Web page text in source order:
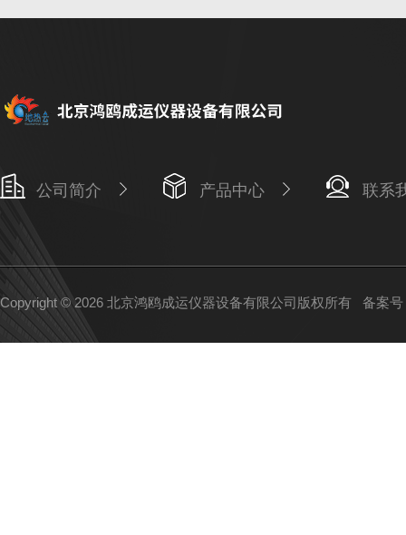
公司简介 产品中心 联系
Copyright © 2026 北京鸿鸥成运仪器设备有限公司版权所有 备案号